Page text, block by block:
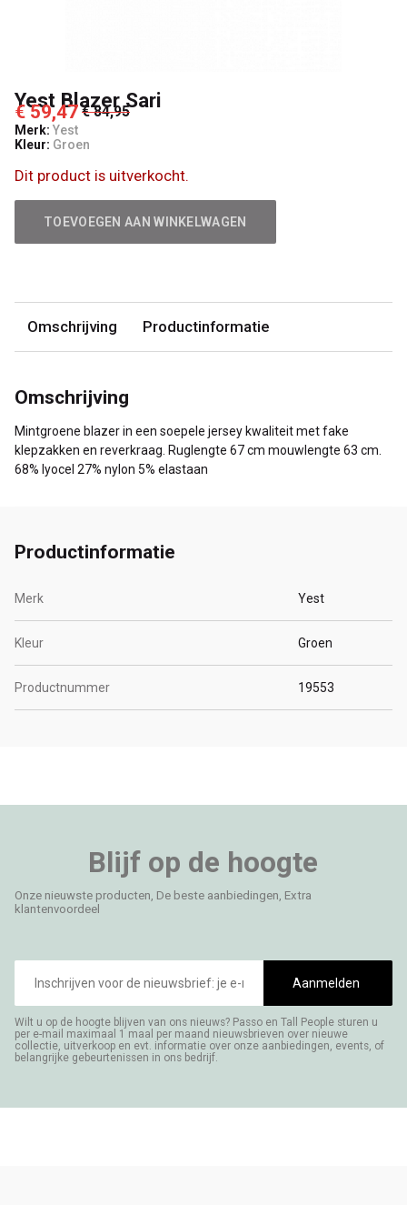
Yest Blazer Sari
€ 59,47 € 84,95
Merk: Yest
Kleur: Groen
Dit product is uitverkocht.
TOEVOEGEN AAN WINKELWAGEN
Omschrijving Productinformatie
Omschrijving
Mintgroene blazer in een soepele jersey kwaliteit met fake
klepzakken en reverkraag. Ruglengte 67 cm mouwlengte 63 cm.
68% lyocel 27% nylon 5% elastaan
Productinformatie
Merk Yest
Kleur Groen
Productnummer 19553
Blijf op de hoogte
Onze nieuwste producten, De beste aanbiedingen, Extra
klantenvoordeel
mailadres
Aanmelden
Wilt u op de hoogte blijven van ons nieuws? Passo en Tall People sturen u
per e-mail maximaal 1 maal per maand nieuwsbrieven over nieuwe
collectie, uitverkoop en evt. informatie over onze aanbiedingen, events, of
belangrijke gebeurtenissen in ons bedrijf.